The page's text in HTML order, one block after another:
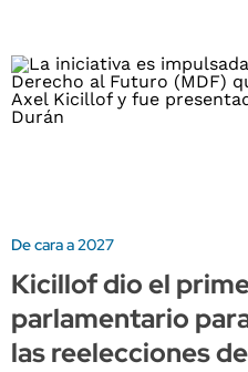
De cara a 2027
Kicillof dio el
parlamentario
las reelecciones